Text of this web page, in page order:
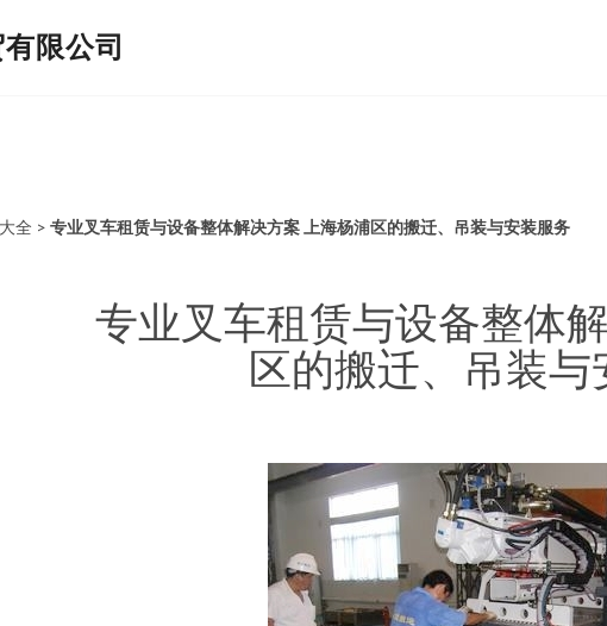
限公司
全 > 专业叉车租赁与设备整体解决方案 上海杨浦区的搬迁、吊装与安装服务
专业叉车租赁与设备整体
区的搬迁、吊装与